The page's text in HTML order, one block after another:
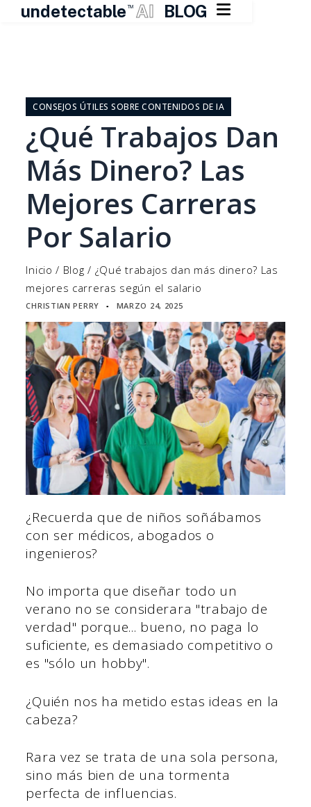
undetectable TM AI BLOG 
contenidoCONSEJOS ÚTILES SOBRE CONTENIDOS DE IA
¿Qué Trabajos Dan
Más Dinero? Las
Mejores Carreras
Por Salario
Inicio / Blog / ¿Qué trabajos dan más dinero? Las
mejores carreras según el salario
CHRISTIAN PERRY ▪ MARZO 24, 2025
¿Recuerda que de niños soñábamos
con ser médicos, abogados o
ingenieros?
No importa que diseñar todo un
verano no se considerara "trabajo de
verdad" porque... bueno, no paga lo
suficiente, es demasiado competitivo o
es "sólo un hobby".
¿Quién nos ha metido estas ideas en la
cabeza?
Rara vez se trata de una sola persona,
sino más bien de una tormenta
perfecta de influencias.